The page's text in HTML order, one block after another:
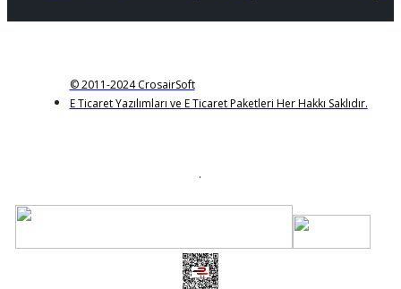
© 2011-2024 CrosairSoft
E Ticaret Yazılımları ve E Ticaret Paketleri Her Hakkı Saklıdır.
.